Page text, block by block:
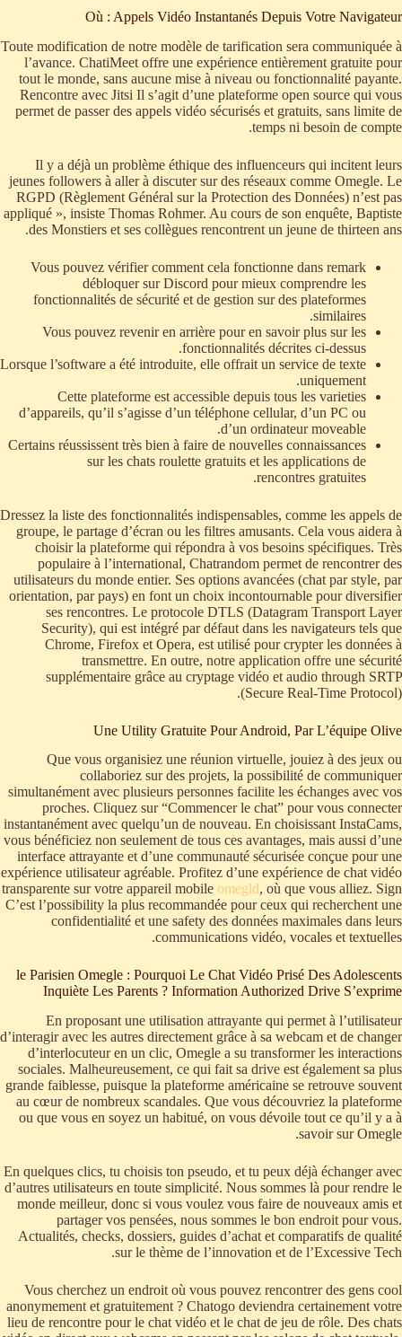
Où : Appels Vidéo Instantanés Depuis Votre Navigateur
Toute modification de notre modèle de tarification sera communiquée à
l’avance. ChatiMeet offre une expérience entièrement gratuite pour
tout le monde, sans aucune mise à niveau ou fonctionnalité payante.
Rencontre avec Jitsi Il s’agit d’une plateforme open source qui vous
permet de passer des appels vidéo sécurisés et gratuits, sans limite de
temps ni besoin de compte.
Il y a déjà un problème éthique des influenceurs qui incitent leurs
jeunes followers à aller à discuter sur des réseaux comme Omegle. Le
RGPD (Règlement Général sur la Protection des Données) n’est pas
appliqué », insiste Thomas Rohmer. Au cours de son enquête, Baptiste
des Monstiers et ses collègues rencontrent un jeune de thirteen ans.
Vous pouvez vérifier comment cela fonctionne dans remark
débloquer sur Discord pour mieux comprendre les
fonctionnalités de sécurité et de gestion sur des plateformes
similaires.
Vous pouvez revenir en arrière pour en savoir plus sur les
fonctionnalités décrites ci-dessus.
Lorsque l’software a été introduite, elle offrait un service de texte
uniquement.
Cette plateforme est accessible depuis tous les varieties
d’appareils, qu’il s’agisse d’un téléphone cellular, d’un PC ou
d’un ordinateur moveable.
Certains réussissent très bien à faire de nouvelles connaissances
sur les chats roulette gratuits et les applications de
rencontres gratuites.
Dressez la liste des fonctionnalités indispensables, comme les appels de
groupe, le partage d’écran ou les filtres amusants. Cela vous aidera à
choisir la plateforme qui répondra à vos besoins spécifiques. Très
populaire à l’international, Chatrandom permet de rencontrer des
utilisateurs du monde entier. Ses options avancées (chat par style, par
orientation, par pays) en font un choix incontournable pour diversifier
ses rencontres. Le protocole DTLS (Datagram Transport Layer
Security), qui est intégré par défaut dans les navigateurs tels que
Chrome, Firefox et Opera, est utilisé pour crypter les données à
transmettre. En outre, notre application offre une sécurité
supplémentaire grâce au cryptage vidéo et audio through SRTP
(Secure Real-Time Protocol).
Une Utility Gratuite Pour Android, Par L’équipe Olive
Que vous organisiez une réunion virtuelle, jouiez à des jeux ou
collaboriez sur des projets, la possibilité de communiquer
simultanément avec plusieurs personnes facilite les échanges avec vos
proches. Cliquez sur “Commencer le chat” pour vous connecter
instantanément avec quelqu’un de nouveau. En choisissant InstaCams,
vous bénéficiez non seulement de tous ces avantages, mais aussi d’une
interface attrayante et d’une communauté sécurisée conçue pour une
expérience utilisateur agréable. Profitez d’une expérience de chat vidéo
transparente sur votre appareil mobile omegld, où que vous alliez. Sign
C’est l’possibility la plus recommandée pour ceux qui recherchent une
confidentialité et une safety des données maximales dans leurs
communications vidéo, vocales et textuelles.
le Parisien Omegle : Pourquoi Le Chat Vidéo Prisé Des Adolescents
Inquiète Les Parents ? Information Authorized Drive S’exprime
En proposant une utilisation attrayante qui permet à l’utilisateur
d’interagir avec les autres directement grâce à sa webcam et de changer
d’interlocuteur en un clic, Omegle a su transformer les interactions
sociales. Malheureusement, ce qui fait sa drive est également sa plus
grande faiblesse, puisque la plateforme américaine se retrouve souvent
au cœur de nombreux scandales. Que vous découvriez la plateforme
ou que vous en soyez un habitué, on vous dévoile tout ce qu’il y a à
savoir sur Omegle.
En quelques clics, tu choisis ton pseudo, et tu peux déjà échanger avec
d’autres utilisateurs en toute simplicité. Nous sommes là pour rendre le
monde meilleur, donc si vous voulez vous faire de nouveaux amis et
partager vos pensées, nous sommes le bon endroit pour vous.
Actualités, checks, dossiers, guides d’achat et comparatifs de qualité
sur le thème de l’innovation et de l’Excessive Tech.
Vous cherchez un endroit où vous pouvez rencontrer des gens cool
anonymement et gratuitement ? Chatogo deviendra certainement votre
lieu de rencontre pour le chat vidéo et le chat de jeu de rôle. Des chats